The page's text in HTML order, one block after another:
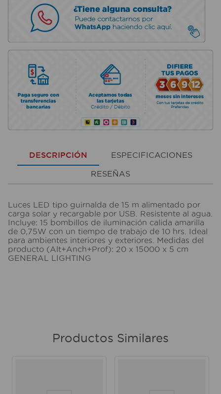
DESCRIPCIÓN ESPECIFICACIONES
RESEÑAS
Luces LED tipo guirnalda de 15 m alimentado por
carga solar y recargable por USB. Resistente al agua.
Incluye: 15 bombillos de iluminación calida amarilla
de 0,75W con un tiempo de trabajo de 10 hrs. Ideal
para ambientes interiores y exteriores. Medidas del
producto (Alt+Anch+Prof): 20 x 15000 x 5 cm
GENERAL LIGHTING
Productos Similares